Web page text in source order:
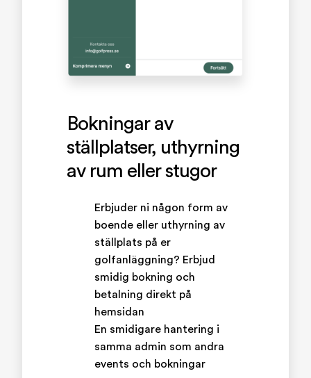
Bokningar av
ställplatser, uthyrning
av rum eller stugor
Erbjuder ni någon form av
boende eller uthyrning av
ställplats på er
golfanläggning? Erbjud
smidig bokning och
betalning direkt på
hemsidan
En smidigare hantering i
samma admin som andra
events och bokningar